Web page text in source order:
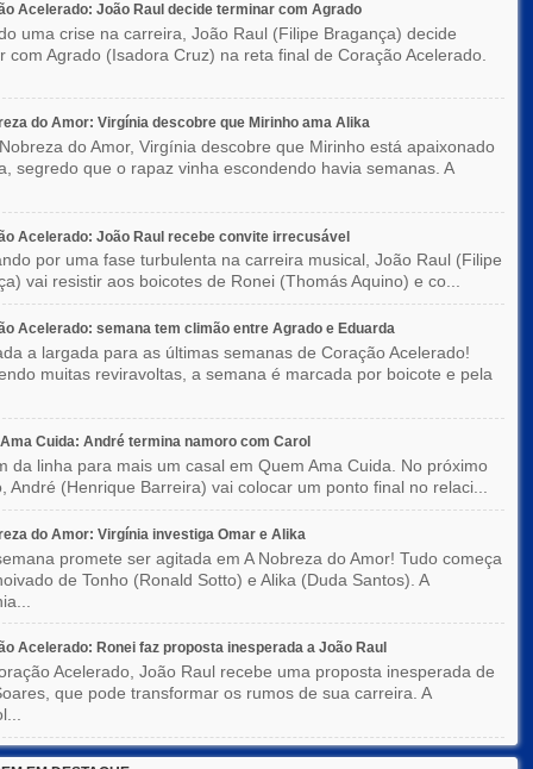
Acelerado: João Raul decide terminar com Agrado
uma crise na carreira, João Raul (Filipe Bragança) decide
com Agrado (Isadora Cruz) na reta final de Coração Acelerado.
do Amor: Virgínia descobre que Mirinho ama Alika
do Amor, Virgínia descobre que Mirinho está apaixonado
segredo que o rapaz vinha escondendo havia semanas. A
Acelerado: João Raul recebe convite irrecusável
por uma fase turbulenta na carreira musical, João Raul (Filipe
vai resistir aos boicotes de Ronei (Thomás Aquino) e co...
Acelerado: semana tem climão entre Agrado e Eduarda
a largada para as últimas semanas de Coração Acelerado!
muitas reviravoltas, a semana é marcada por boicote e pela
Cuida: André termina namoro com Carol
da linha para mais um casal em Quem Ama Cuida. No próximo
André (Henrique Barreira) vai colocar um ponto final no relaci...
do Amor: Virgínia investiga Omar e Alika
promete ser agitada em A Nobreza do Amor! Tudo começa
de Tonho (Ronald Sotto) e Alika (Duda Santos). A
Acelerado: Ronei faz proposta inesperada a João Raul
Acelerado, João Raul recebe uma proposta inesperada de
que pode transformar os rumos de sua carreira. A